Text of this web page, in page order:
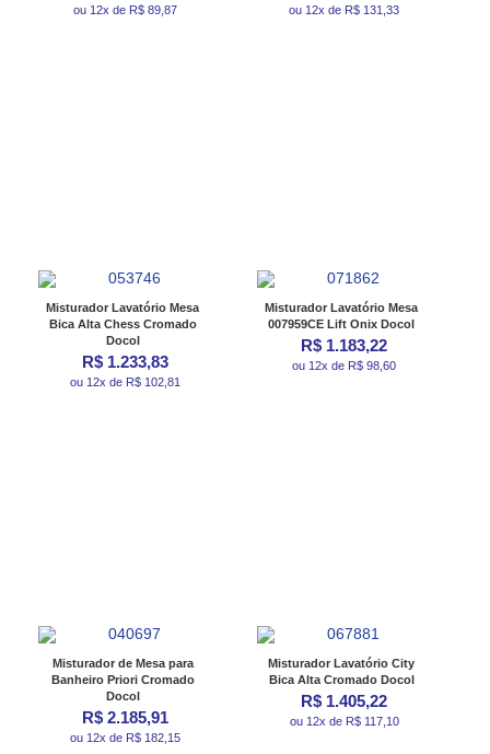
ou 12x de R$ 89,87 ou 12x de R$ 131,33
Misturador Lavatório Mesa
Bica Alta Chess Cromado
Docol
R$ 1.233,83
ou 12x de R$ 102,81
Misturador Lavatório Mesa
007959CE Lift Onix Docol
R$ 1.183,22
ou 12x de R$ 98,60
Misturador de Mesa para
Banheiro Priori Cromado
Docol
R$ 2.185,91
ou 12x de R$ 182,15
Misturador Lavatório City
Bica Alta Cromado Docol
R$ 1.405,22
ou 12x de R$ 117,10